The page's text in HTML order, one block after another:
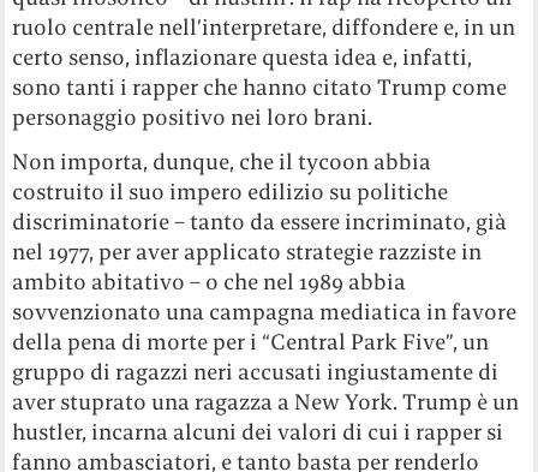
ruolo centrale nell’interpretare, diffondere e, in un
certo senso, inflazionare questa idea e, infatti,
sono tanti i rapper che hanno citato Trump come
personaggio positivo nei loro brani.
Non importa, dunque, che il tycoon abbia
costruito il suo impero edilizio su politiche
discriminatorie – tanto da essere incriminato, già
nel 1977, per aver applicato strategie razziste in
ambito abitativo – o che nel 1989 abbia
sovvenzionato una campagna mediatica in favore
della pena di morte per i “Central Park Five”, un
gruppo di ragazzi neri accusati ingiustamente di
aver stuprato una ragazza a New York. Trump è un
hustler, incarna alcuni dei valori di cui i rapper si
fanno ambasciatori, e tanto basta per renderlo